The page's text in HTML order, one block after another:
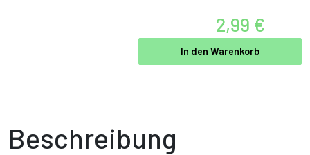
2,99 €
In den Warenkorb
Beschreibung